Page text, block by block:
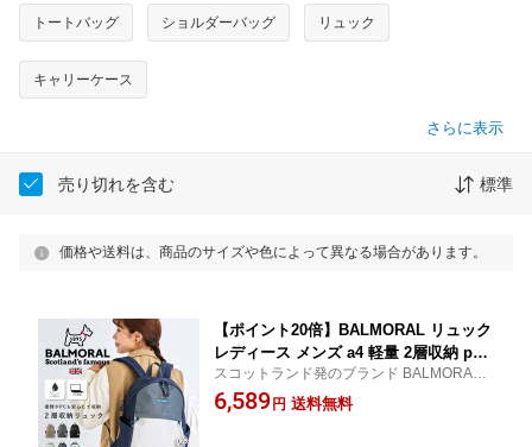
トートバッグ ショルダーバッグ リュック
キャリーケース
さらに表示
売り切れを含む 標準
価格や送料は、商品のサイズや色によって異なる場合があります。
【ポイント20倍】BALMORAL リュック
レディース メンズ a4 軽量 2層収納 pc
ポケット 鞄 きれいめ 撥水 おしゃれ リ
ュックサック バックパック 18L 大容量
スコットランド発のブランド BALMORAL
バルモラル 2層式になってPC類や書類など
を仕分けして収納できるリュック。18Lと
6,589 円 送料無料